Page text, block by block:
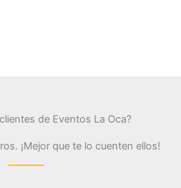
de Eventos La Oca?
¡Mejor que te lo cuenten ellos!